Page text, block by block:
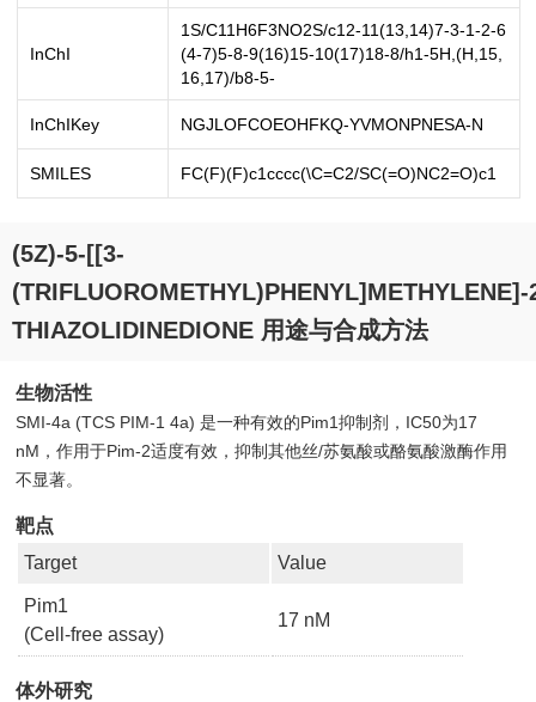
InChI
1S/C11H6F3NO2S/c12-11(13,14)7-3-1-2-6
(4-7)5-8-9(16)15-10(17)18-8/h1-5H,(H,15,
16,17)/b8-5-
InChIKey NGJLOFCOEOHFKQ-YVMONPNESA-N
SMILES FC(F)(F)c1cccc(\C=C2/SC(=O)NC2=O)c1
(5Z)-5-[[3-
(TRIFLUOROMETHYL)PHENYL]METHYLENE]-
THIAZOLIDINEDIONE 用途与合成方法
生物活性
SMI-4a (TCS PIM-1 4a) 是一种有效的Pim1抑制剂，IC50为17
nM，作用于Pim-2适度有效，抑制其他丝/苏氨酸或酪氨酸激酶作用
不显著。
靶点
Target
Value
Pim1
(Cell-free assay)
17 nM
体外研究